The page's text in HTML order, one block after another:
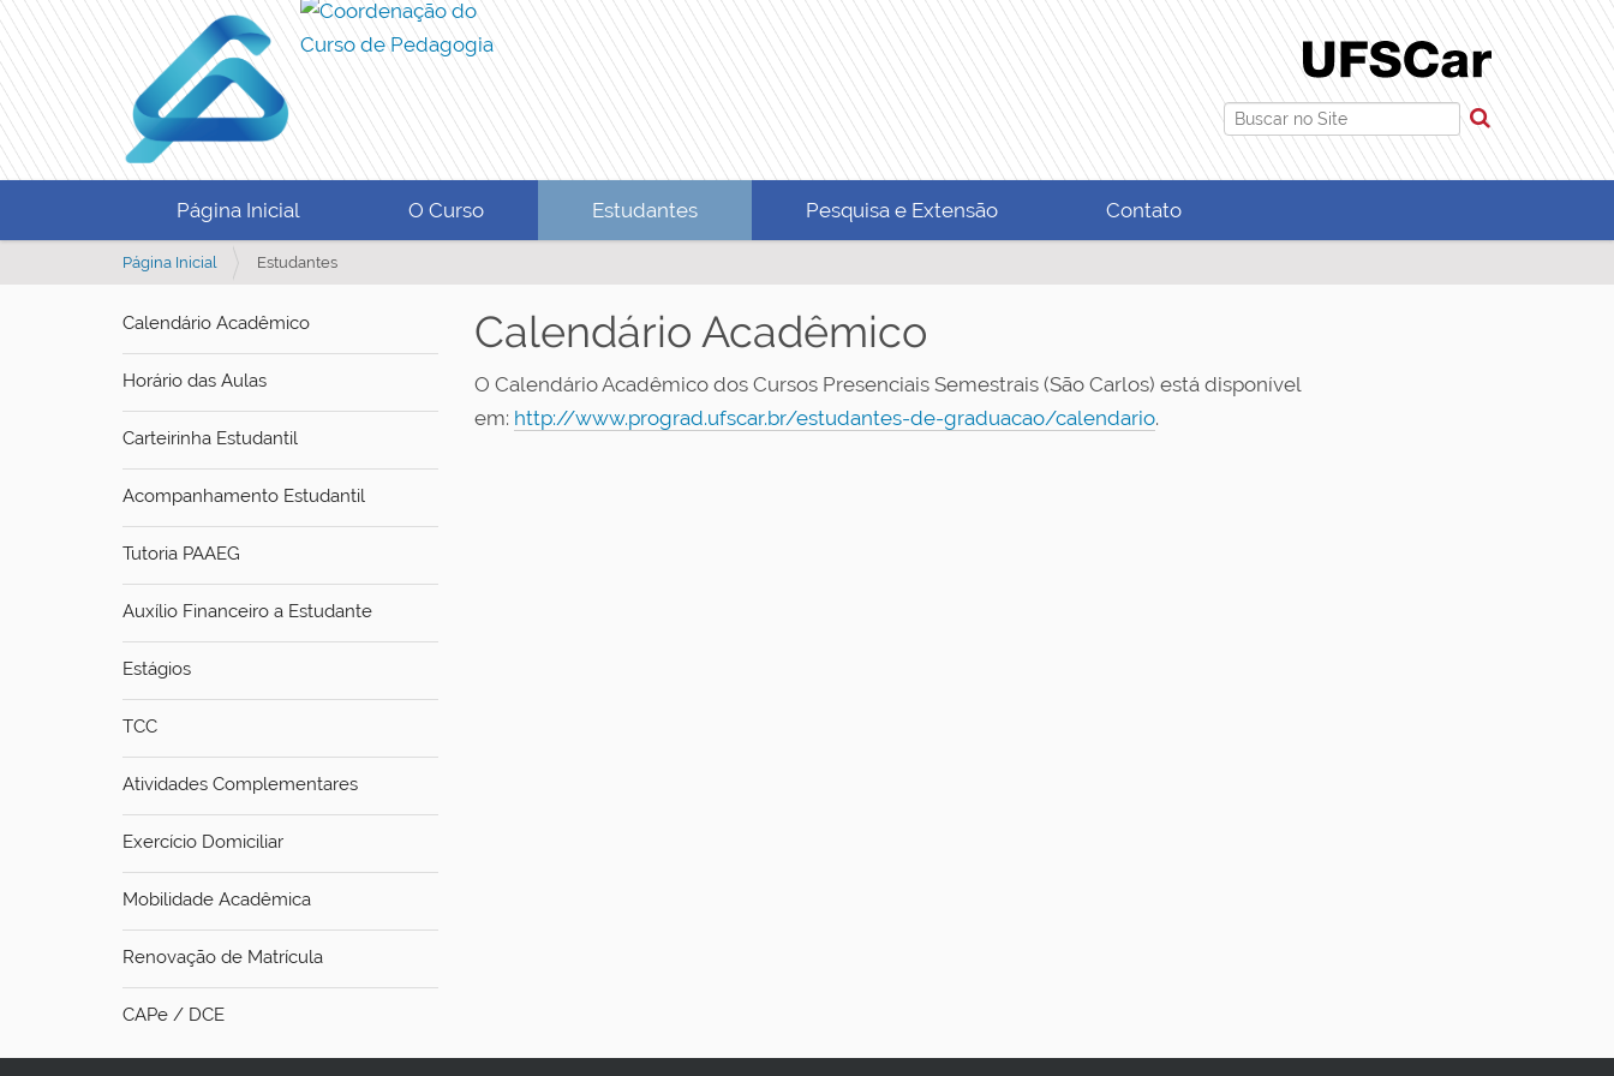
Busca
Busca Avançada…
Página Inicial O Curso Estudantes Pesquisa e Extensão Contato
V
c
s
t
á
q
Página Inicial Estudantes
Calendário Acadêmico
Horário das Aulas
Carteirinha Estudantil
Acompanhamento Estudantil
Tutoria PAAEG
Auxílio Financeiro a Estudante
Estágios
TCC
Atividades Complementares
Exercício Domiciliar
Mobilidade Acadêmica
Renovação de Matrícula
CAPe / DCE
Calendário Acadêmico
O Calendário Acadêmico dos Cursos Presenciais Semestrais (São Carlos) está disponível
em: http://www.prograd.ufscar.br/estudantes-de-graduacao/calendario.